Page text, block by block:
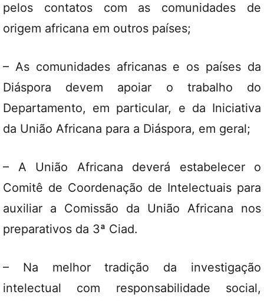
pelos contatos com as comunidades de
origem africana em outros países;
– As comunidades africanas e os países da
Diáspora devem apoiar o trabalho do
Departamento, em particular, e da Iniciativa
da União Africana para a Diáspora, em geral;
– A União Africana deverá estabelecer o
Comitê de Coordenação de Intelectuais para
auxiliar a Comissão da União Africana nos
preparativos da 3ª Ciad.
– Na melhor tradição da investigação
intelectual com responsabilidade social,